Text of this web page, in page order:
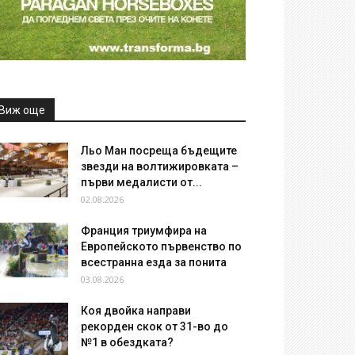
още
Льо Ман посреща бъдещите
звезди на волтижировката –
първи медалисти от...
02.08.2026
Франция триумфира на
Европейското първенство по
всестранна езда за понита
03.08.2026
Коя двойка направи
рекорден скок от 31-во до
№1 в обездката?